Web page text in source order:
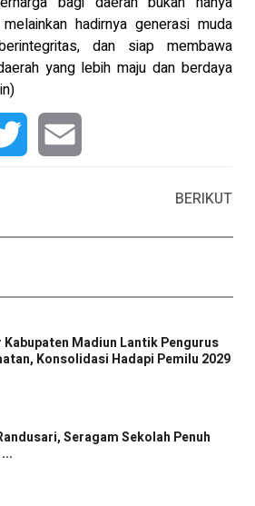
hadirnya generasi muda
dan siap membawa
yang lebih maju dan berdaya
BERIKUT
Kabupaten Madiun Lantik Pengurus
Konsolidasi Hadapi Pemilu 2029
Seragam Sekolah Penuh